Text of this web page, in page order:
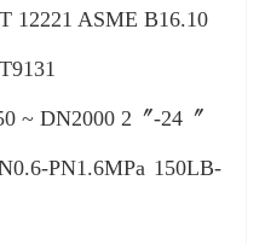
ASME B16.10
DN2000 2〞-24〞
PN1.6MPa 150LB-